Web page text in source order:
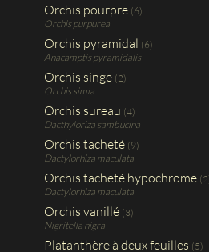
Orchis pourpre (6)
Orchis purpurea
Orchis pyramidal (6)
Anacamptis pyramidalis
Orchis singe (2)
Orchis simia
Orchis sureau (4)
Dacthyloriza sambucina
Orchis tacheté (9)
Dactylorhiza maculata
Orchis tacheté hypochrome
Dactylorhiza maculata
Orchis vanillé (3)
Nigritella nigra
Platanthère à deux feuilles (5)